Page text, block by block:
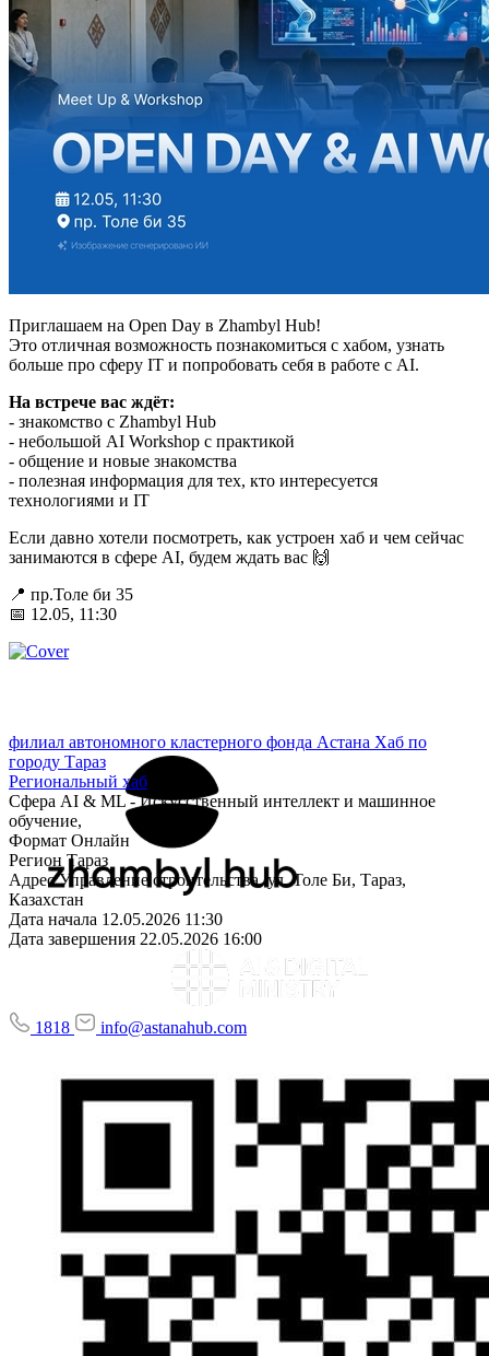
Приглашаем на Open Day в Zhambyl Hub!
Это отличная возможность познакомиться с хабом, узнать
больше про сферу IT и попробовать себя в работе с AI.
На встрече вас ждёт:
- знакомство с Zhambyl Hub
- небольшой AI Workshop с практикой
- общение и новые знакомства
- полезная информация для тех, кто интересуется
технологиями и IT
Если давно хотели посмотреть, как устроен хаб и чем сейчас
занимаются в сфере AI, будем ждать вас 🙌
📍 пр.Толе би 35
📅 12.05, 11:30
филиал автономного кластерного фонда Астана Хаб по
городу Тараз
Региональный хаб
Сфера AI & ML - Искусственный интеллект и машинное
обучение,
Формат Онлайн
Регион Тараз
Адрес Управление строительства, ул. Толе Би, Тараз,
Казахстан
Дата начала 12.05.2026 11:30
Дата завершения 22.05.2026 16:00
1818 info@astanahub.com